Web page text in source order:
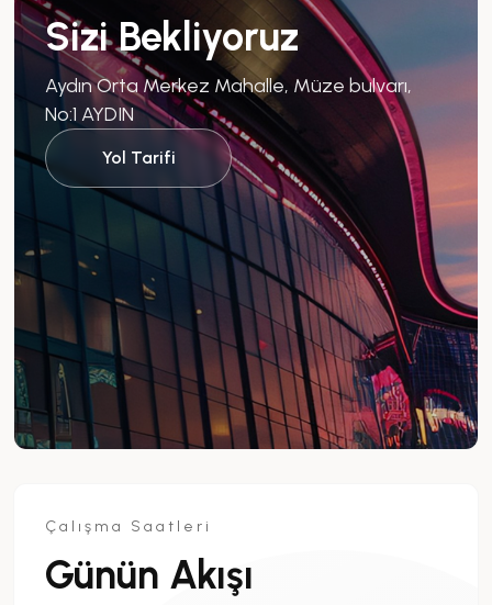
Sizi Bekliyoruz
Aydın Orta Merkez Mahalle, Müze bulvarı,
No:1 AYDIN
Yol Tarifi
Çalışma Saatleri
Günün Akışı